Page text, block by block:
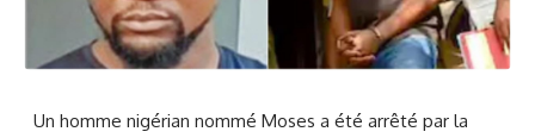
⁣ ‌‌ Un⁤ homme nigérian nommé⁢ Moses a été arrêté par la